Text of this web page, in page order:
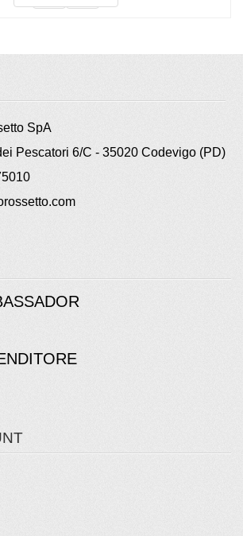
SpA
Pescatori 6/C - 35020 Codevigo (PD)